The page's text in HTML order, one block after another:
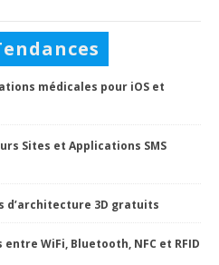
médicales pour iOS et
Sites et Applications SMS
d’architecture 3D gratuits
WiFi, Bluetooth, NFC et RFID